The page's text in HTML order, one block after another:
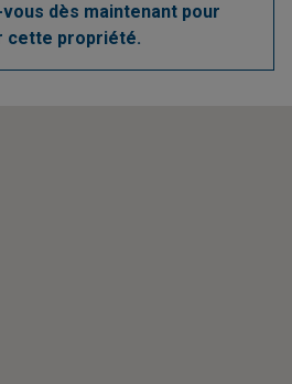
dès maintenant pour
cette propriété.